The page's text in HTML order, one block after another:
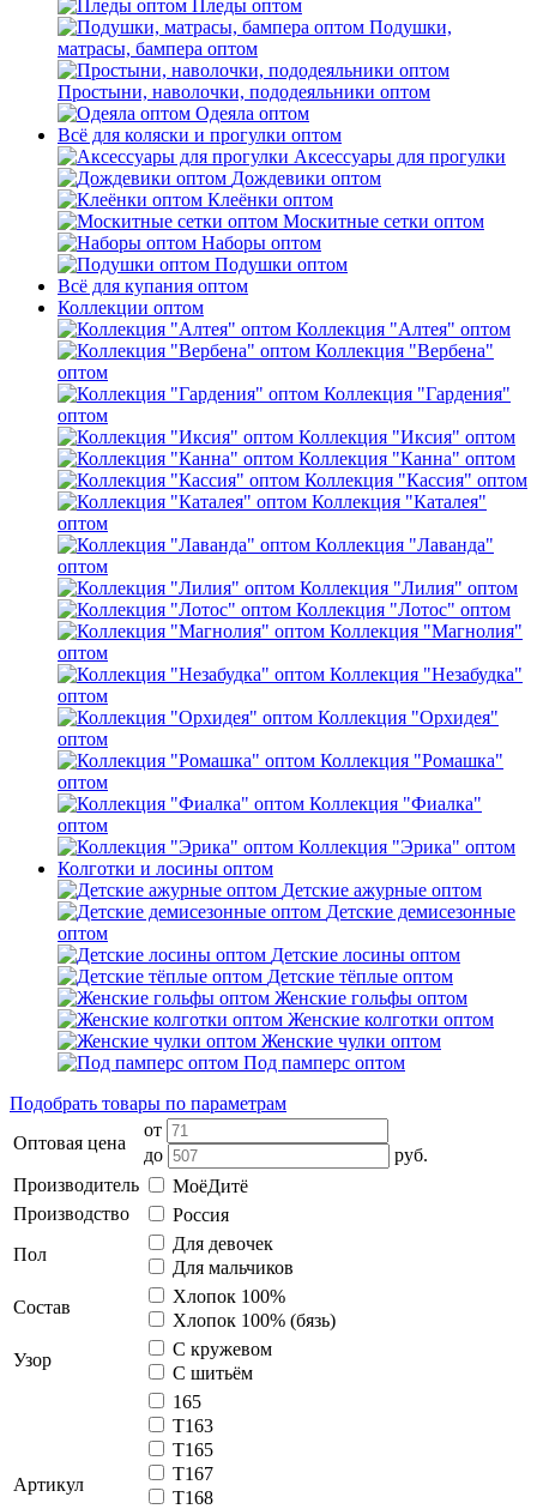
Пледы оптом
Подушки,
матрасы, бампера оптом
Простыни, наволочки, пододеяльники оптом
Одеяла оптом
Всё для коляски и прогулки оптом
Аксессуары для прогулки
Дождевики оптом
Клеёнки оптом
Москитные сетки оптом
Наборы оптом
Подушки оптом
Всё для купания оптом
Коллекции оптом
Коллекция "Алтея" оптом
Коллекция "Вербена"
оптом
Коллекция "Гардения"
оптом
Коллекция "Иксия" оптом
Коллекция "Канна" оптом
Коллекция "Кассия" оптом
Коллекция "Каталея"
оптом
Коллекция "Лаванда"
оптом
Коллекция "Лилия" оптом
Коллекция "Лотос" оптом
Коллекция "Магнолия"
оптом
Коллекция "Незабудка"
оптом
Коллекция "Орхидея"
оптом
Коллекция "Ромашка"
оптом
Коллекция "Фиалка"
оптом
Коллекция "Эрика" оптом
Колготки и лосины оптом
Детские ажурные оптом
Детские демисезонные
оптом
Детские лосины оптом
Детские тёплые оптом
Женские гольфы оптом
Женские колготки оптом
Женские чулки оптом
Под памперс оптом
Подобрать товары по параметрам
Оптовая цена
от
до
руб.
Производитель
МоёДитё
Производство
Россия
Пол
Для девочек
Для мальчиков
Состав
Хлопок 100%
Хлопок 100% (бязь)
Узор
С кружевом
С шитьём
Артикул
165
Т163
Т165
Т167
Т168